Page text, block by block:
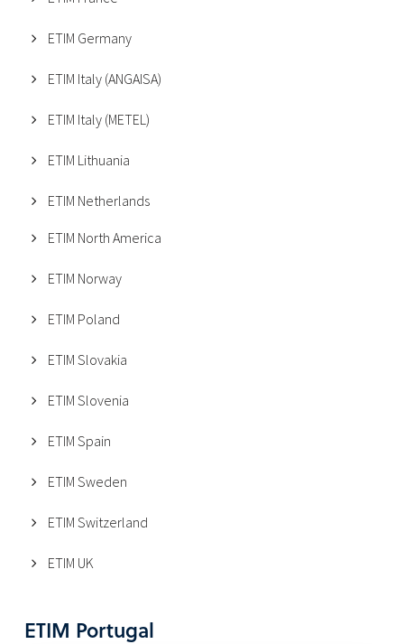
ETIM Germany
ETIM Italy (ANGAISA)
ETIM Italy (METEL)
ETIM Lithuania
ETIM Netherlands
ETIM North America
ETIM Norway
ETIM Poland
ETIM Slovakia
ETIM Slovenia
ETIM Spain
ETIM Sweden
ETIM Switzerland
ETIM UK
ETIM Portugal